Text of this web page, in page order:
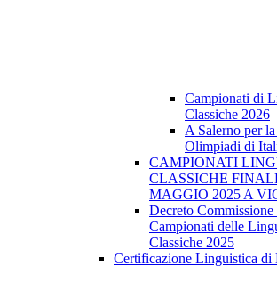
Campionati di
Classiche 2026
A Salerno per
Olimpiadi di
CAMPIONATI
CLASSICHE
MAGGIO 2025 A
Decreto
Campionati delle
Classiche 2025
Certificazione Linguistica di